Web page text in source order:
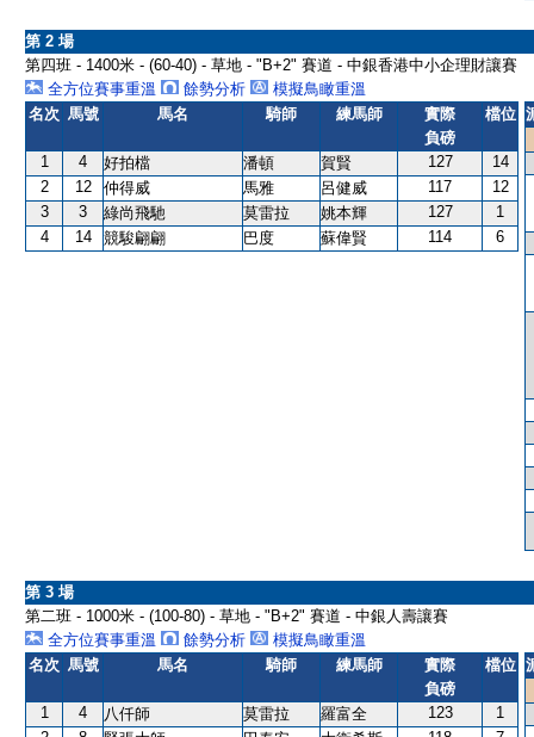
第 2 場
第四班 - 1400米 - (60-40) - 草地 - "B+2" 賽道 - 中銀香港中小企理財讓賽
全方位賽事重溫
餘勢分析
模擬鳥瞰重溫
名次 馬號 馬名 騎師 練馬師
實際
負磅
檔位
1 4 好拍檔 潘頓 賀賢 127
14
2
12 仲得威 馬雅 呂健威 117
12
3
3 綠尚飛馳 莫雷拉 姚本輝 127
1
4
14 競駿翩翩 巴度 蘇偉賢 114 6
第 3 場
第二班 - 1000米 - (100-80) - 草地 - "B+2" 賽道 - 中銀人壽讓賽
全方位賽事重溫
餘勢分析
模擬鳥瞰重溫
名次 馬號 馬名 騎師 練馬師
實際
負磅
檔位
1 4 八仟師 莫雷拉 羅富全 123
1